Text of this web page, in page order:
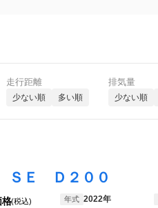
走行距離
少ない順 多い順
排気量
少ない順
ＳＥ Ｄ２００
格(税込) 年式 2022年